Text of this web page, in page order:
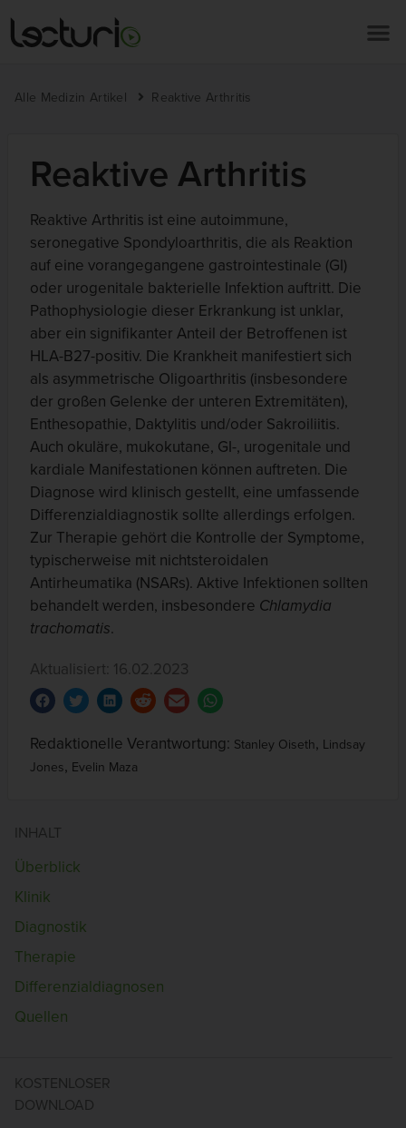
Alle Medizin Artikel Reaktive Arthritis
Reaktive Arthritis
Reaktive Arthritis ist eine autoimmune,
seronegative Spondyloarthritis, die als Reaktion
auf eine vorangegangene gastrointestinale (GI)
oder urogenitale bakterielle Infektion auftritt. Die
Pathophysiologie dieser Erkrankung ist unklar,
aber ein signifikanter Anteil der Betroffenen ist
HLA-B27-positiv. Die Krankheit manifestiert sich
als asymmetrische Oligoarthritis (insbesondere
der großen Gelenke der unteren Extremitäten),
Enthesopathie, Daktylitis und/oder Sakroiliitis.
Auch okuläre, mukokutane, GI-, urogenitale und
kardiale Manifestationen können auftreten. Die
Diagnose wird klinisch gestellt, eine umfassende
Differenzialdiagnostik sollte allerdings erfolgen.
Zur Therapie gehört die Kontrolle der Symptome,
typischerweise mit nichtsteroidalen
Antirheumatika (NSARs). Aktive Infektionen sollten
behandelt werden, insbesondere Chlamydia
trachomatis.
Aktualisiert: 16.02.2023
Redaktionelle Verantwortung: Stanley Oiseth, Lindsay
Jones, Evelin Maza
INHALT
Überblick
Klinik
Diagnostik
Therapie
Differenzialdiagnosen
Quellen
KOSTENLOSER
DOWNLOAD